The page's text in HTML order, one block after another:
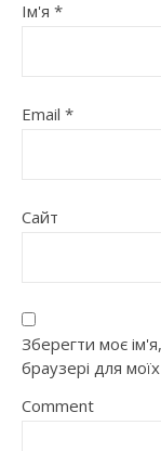
Ім'я *
Email *
Сайт
Зберегти моє
браузері для
Comment